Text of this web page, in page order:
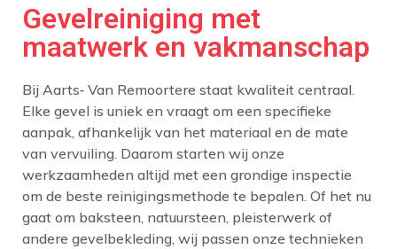
Gevelreiniging met
maatwerk en vakmanschap
Bij Aarts‑ Van Remoortere staat kwaliteit centraal.
Elke gevel is uniek en vraagt om een specifieke
aanpak, afhankelijk van het materiaal en de mate
van vervuiling. Daarom starten wij onze
werkzaamheden altijd met een grondige inspectie
om de beste reinigingsmethode te bepalen. Of het nu
gaat om baksteen, natuursteen, pleisterwerk of
andere gevelbekleding, wij passen onze technieken